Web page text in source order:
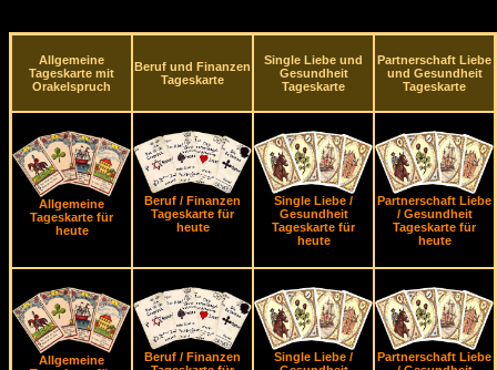
Allgemeine
Tageskarte mit
Orakelspruch
Beruf und Finanzen
Tageskarte
Single Liebe und
Gesundheit
Tageskarte
Partnerschaft Liebe
und Gesundheit
Tageskarte
Allgemeine
Tageskarte für
heute
Beruf / Finanzen
Tageskarte für
heute
Single Liebe /
Gesundheit
Tageskarte für
heute
Partnerschaft Liebe
/ Gesundheit
Tageskarte für
heute
Allgemeine
Beruf / Finanzen
Single Liebe /
Partnerschaft Liebe